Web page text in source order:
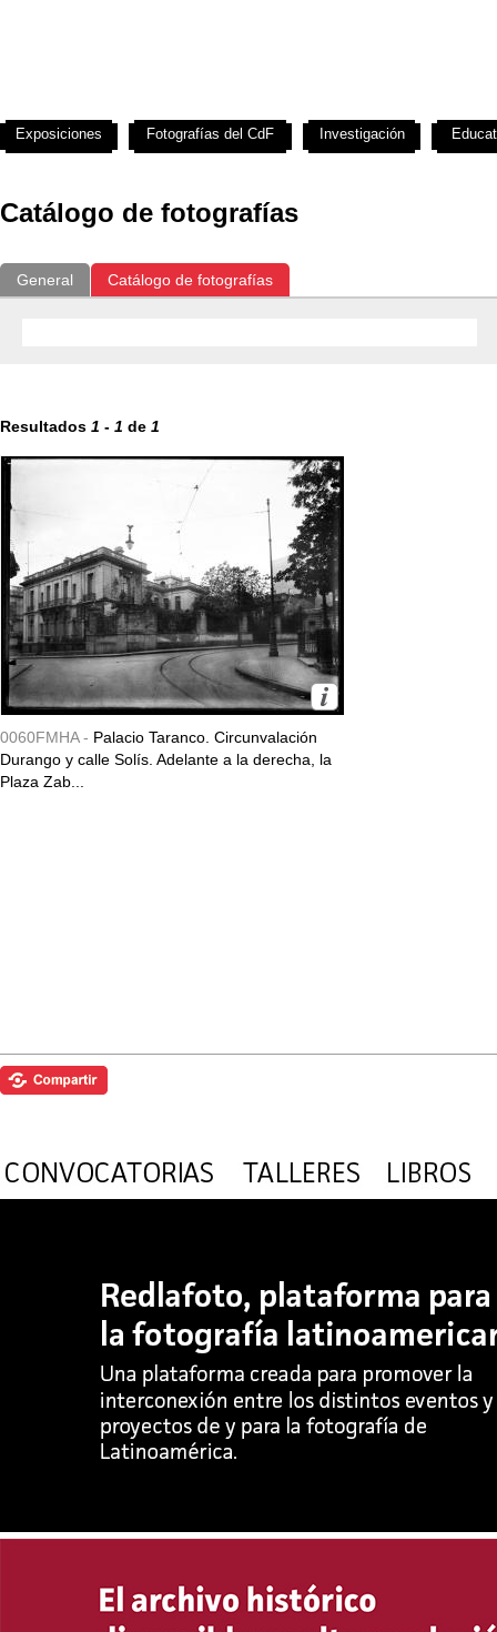
Catálogo de fotografías
General Catálogo de fotografías
Resultados 1 - 1 de 1
0060FMHA - Palacio Taranco. Circunvalación
Durango y calle Solís. Adelante a la derecha, la
Plaza Zab...
Exposiciones Fotografías del CdF Investigación